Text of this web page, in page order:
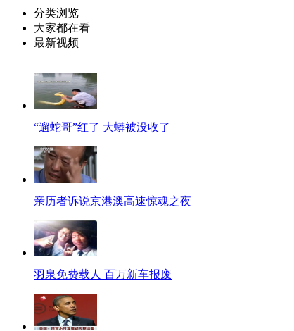
分类浏览
大家都在看
最新视频
“遛蛇哥”红了 大蟒被没收了
亲历者诉说京港澳高速惊魂之夜
羽泉免费载人 百万新车报废